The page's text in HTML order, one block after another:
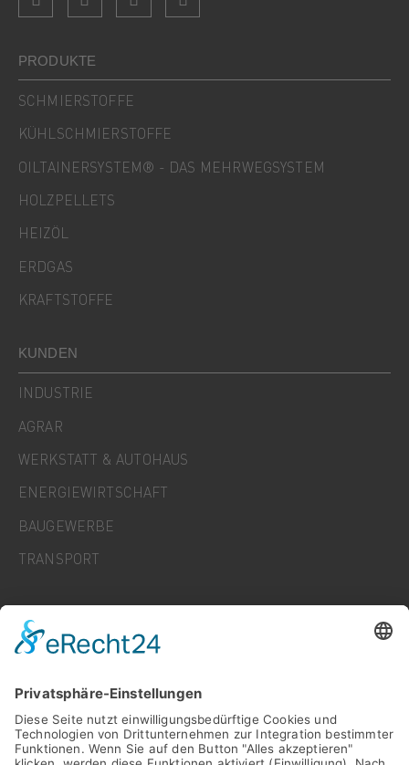
PRODUKTE
SCHMIERSTOFFE
KÜHLSCHMIERSTOFFE
OILTAINERSYSTEM® - DAS MEHRWEGSYSTEM
HOLZPELLETS
HEIZÖL
ERDGAS
KRAFTSTOFFE
KUNDEN
INDUSTRIE
AGRAR
WERKSTATT & AUTOHAUS
ENERGIEWIRTSCHAFT
BAUGEWERBE
TRANSPORT
KARRIERE
NEWS
FAQ
KONTAKT